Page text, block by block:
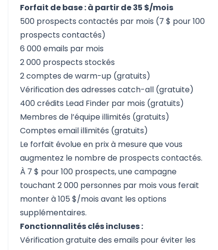
Forfait de base : à partir de 35 $/mois
500 prospects contactés par mois (7 $ pour 100
prospects contactés)
6 000 emails par mois
2 000 prospects stockés
2 comptes de warm-up (gratuits)
Vérification des adresses catch-all (gratuite)
400 crédits Lead Finder par mois (gratuits)
Membres de l’équipe illimités (gratuits)
Comptes email illimités (gratuits)
Le forfait évolue en prix à mesure que vous
augmentez le nombre de prospects contactés.
À 7 $ pour 100 prospects, une campagne
touchant 2 000 personnes par mois vous ferait
monter à 105 $/mois avant les options
supplémentaires.
Fonctionnalités clés incluses :
Vérification gratuite des emails pour éviter les